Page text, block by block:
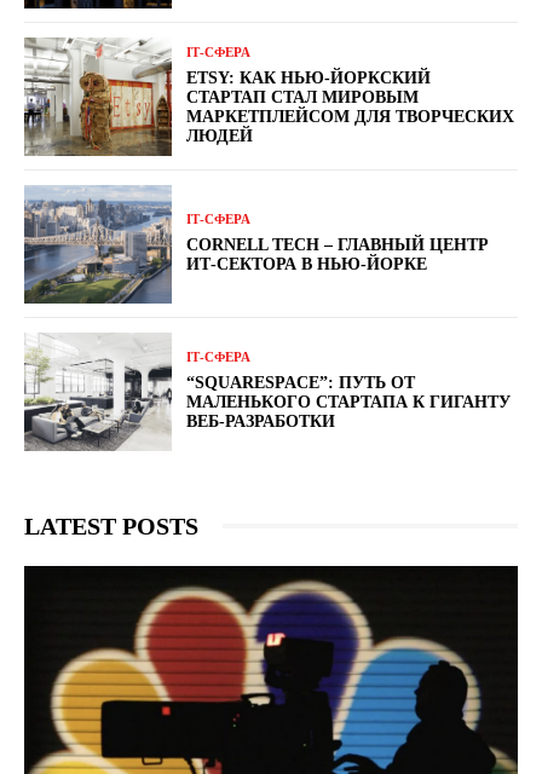
ІТ-СФЕРА
ETSY: КАК НЬЮ-ЙОРКСКИЙ
СТАРТАП СТАЛ МИРОВЫМ
МАРКЕТПЛЕЙСОМ ДЛЯ ТВОРЧЕСКИХ
ЛЮДЕЙ
ІТ-СФЕРА
CORNELL TECH – ГЛАВНЫЙ ЦЕНТР
ИТ-СЕКТОРА В НЬЮ-ЙОРКЕ
ІТ-СФЕРА
“SQUARESPACE”: ПУТЬ ОТ
МАЛЕНЬКОГО СТАРТАПА К ГИГАНТУ
ВЕБ-РАЗРАБОТКИ
LATEST POSTS